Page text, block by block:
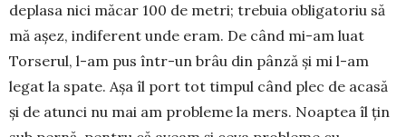
deplasa nici măcar 100 de metri; trebuia obligatoriu să
mă aşez, indiferent unde eram. De când mi-am luat
Torserul, l-am pus într-un brâu din pânză şi mi l-am
legat la spate. Aşa îl port tot timpul când plec de acasă
şi de atunci nu mai am probleme la mers. Noaptea îl ţin